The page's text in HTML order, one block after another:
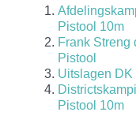
Pistool 10m
Frank Streng
Pistool
Uitslagen DK
Pistool 10m